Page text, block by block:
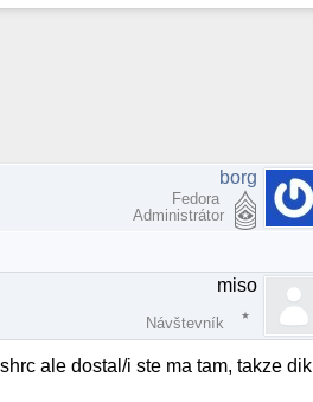
borg
Fedora
Administrátor
miso
Návštevník
ale dostal/i ste ma tam, takze dik